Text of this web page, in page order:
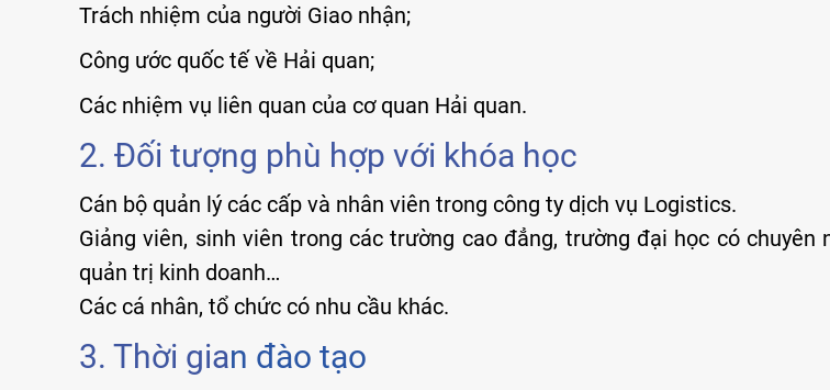
Trách nhiệm của người Giao nhận;
Công ước quốc tế về Hải quan;
Các nhiệm vụ liên quan của cơ quan Hải quan.
2. Đối tượng phù hợp với khóa học
Cán bộ quản lý các cấp và nhân viên trong công ty dịch vụ Logistics.
Giảng viên, sinh viên trong các trường cao đẳng, trường đại học có
quản trị kinh doanh…
Các cá nhân, tổ chức có nhu cầu khác.
3. Thời gian đào tạo